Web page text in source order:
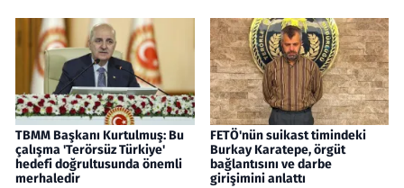
TBMM Başkanı Kurtulmuş: Bu
çalışma 'Terörsüz Türkiye'
hedefi doğrultusunda önemli
merhaledir
FETÖ'nün suikast timindeki
Burkay Karatepe, örgüt
bağlantısını ve darbe
girişimini anlattı